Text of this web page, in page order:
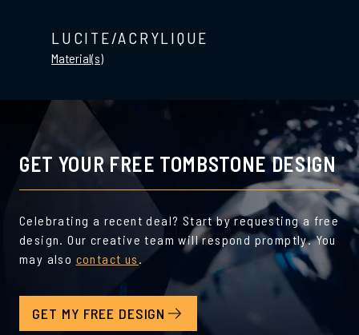
LUCITE/ACRYLIQUE
Material(s)
GET YOUR FREE TOMBSTONE DESIGN
Celebrating a recent deal? Start by requesting a free
design. Our creative team will respond promptly. You
may also contact us .
GET MY FREE DESIGN